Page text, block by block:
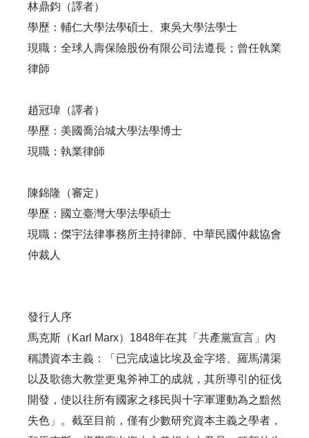
林鼎鈞（譯者）
學歷：輔仁大學法學碩士、東吳大學法學士
現職：全球人壽保險股份有限公司法遵長；曾任執業
律師
趙冠瑋（譯者）
學歷：美國喬治城大學法學博士
現職：執業律師
陳錦隆（審定）
學歷：國立臺灣大學法學碩士
現職：傑宇法律事務所主持律師、中華民國仲裁協會
仲裁人
發行人序
馬克斯（Karl Marx）1848年在其「共產黨宣言」內
稱讚資本主義：「已完成遠比埃及金字塔、羅馬溝渠
以及歌德大教堂更鬼斧神工的成就，其所導引的征伐
開發，使以往所有國家之移民與十字軍運動為之黯然
失色」。截至目前，僅有少數研究資本主義之學者，